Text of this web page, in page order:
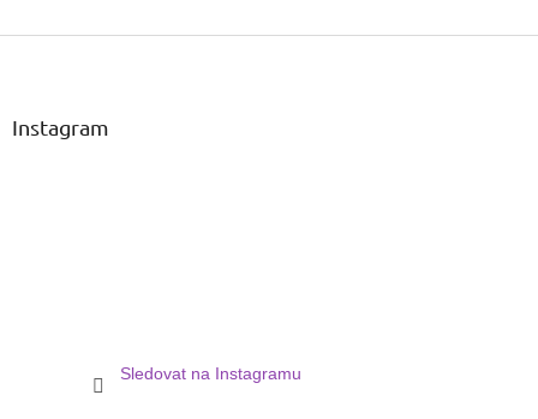
Z
Instagram
Sledovat na Instagramu